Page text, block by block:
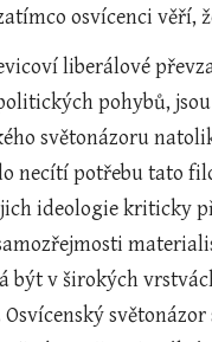
osvícenci věří,
liberálové
pohybů,
světonázoru
necítí potřebu tato
ideologie kriticky
být v širokých
světonázor